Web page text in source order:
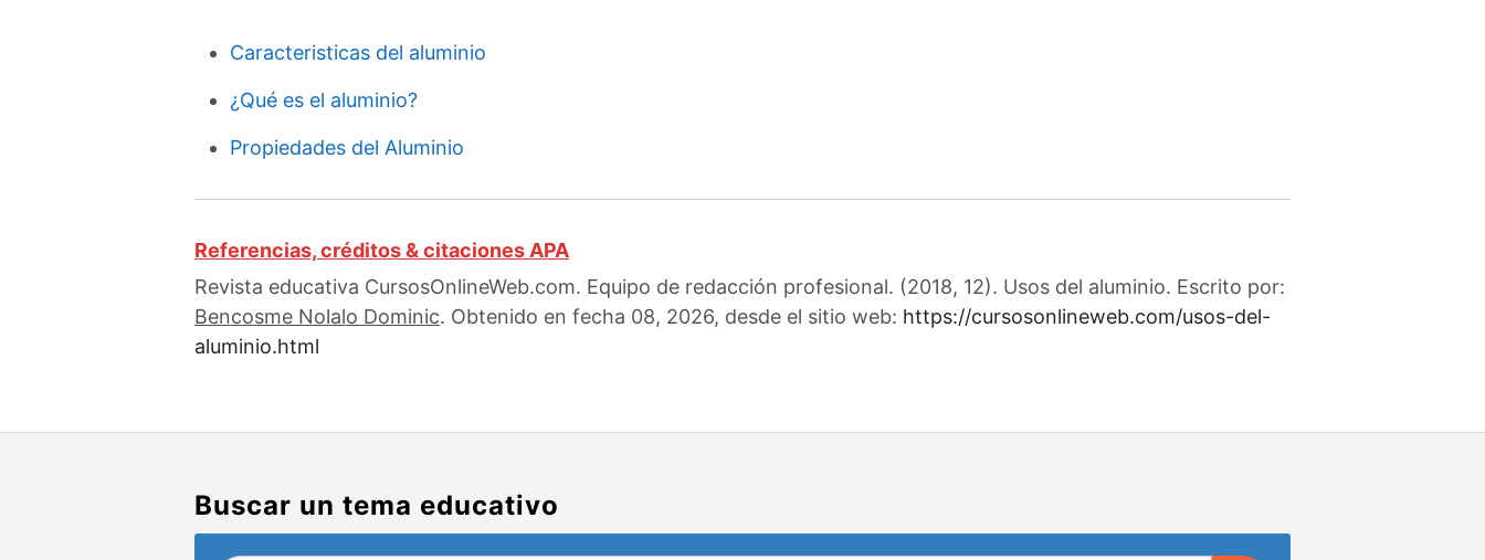
Caracteristicas del aluminio
¿Qué es el aluminio?
Propiedades del Aluminio
Referencias, créditos & citaciones APA
Revista educativa CursosOnlineWeb.com. Equipo de redacción profesional. (2018, 12). Usos del aluminio. Escrito por:
Bencosme Nolalo Dominic. Obtenido en fecha 08, 2026, desde el sitio web: https://cursosonlineweb.com/usos-del-
aluminio.html
Buscar un tema educativo